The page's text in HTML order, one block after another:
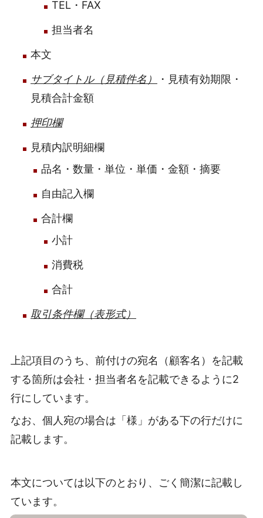
TEL・FAX
担当者名
本文
サブタイトル（見積件名）
・見積有効期限・
見積合計金額
押印欄
見積内訳明細欄
品名・数量・単位・単価・金額・摘要
自由記入欄
合計欄
小計
消費税
合計
取引条件欄（表形式）
上記項目のうち、前付けの宛名（顧客名）を記載
する箇所は会社・担当者名を記載できるように2
行にしています。
なお、個人宛の場合は「様」がある下の行だけに
記載します。
本文については以下のとおり、ごく簡潔に記載し
ています。